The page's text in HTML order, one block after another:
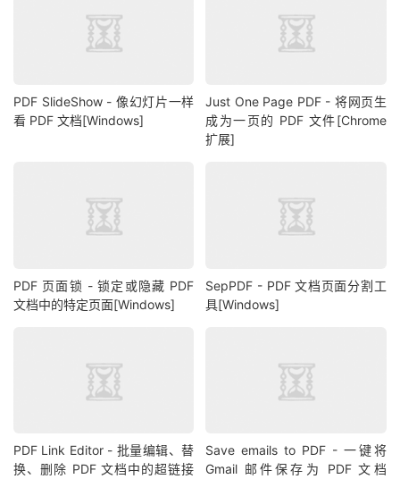
PDF SlideShow - 像幻灯片一样
看 PDF 文档[Windows]
Just One Page PDF - 将网页生
成为一页的 PDF 文件[Chrome
扩展]
PDF 页面锁 - 锁定或隐藏 PDF
文档中的特定页面[Windows]
SepPDF - PDF 文档页面分割工
具[Windows]
PDF Link Editor - 批量编辑、替
换、删除 PDF 文档中的超链接
Save emails to PDF - 一键将
Gmail 邮件保存为 PDF 文档